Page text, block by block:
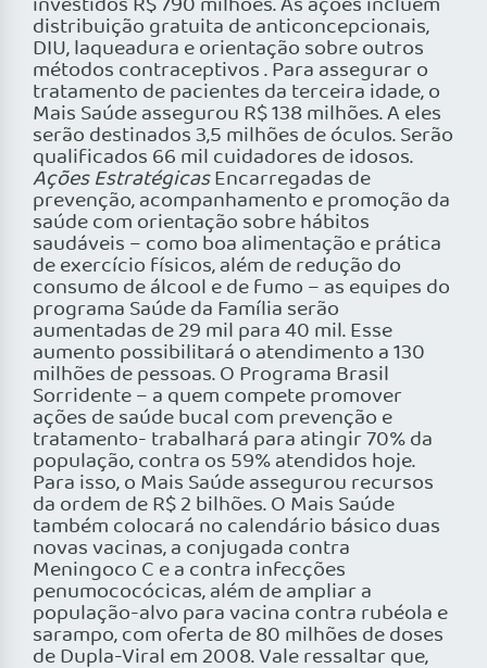
distribuição gratuita de anticoncepcionais,
DIU, laqueadura e orientação sobre outros
métodos contraceptivos . Para assegurar o
tratamento de pacientes da terceira idade, o
Mais Saúde assegurou R$ 138 milhões. A eles
serão destinados 3,5 milhões de óculos. Serão
qualificados 66 mil cuidadores de idosos.
Ações EstratégicasEncarregadas de
prevenção, acompanhamento e promoção da
saúde com orientação sobre hábitos
saudáveis – como boa alimentação e prática
de exercício físicos, além de redução do
consumo de álcool e de fumo – as equipes do
programa Saúde da Família serão
aumentadas de 29 mil para 40 mil. Esse
aumento possibilitará o atendimento a 130
milhões de pessoas. O Programa Brasil
Sorridente – a quem compete promover
ações de saúde bucal com prevenção e
tratamento- trabalhará para atingir 70% da
população, contra os 59% atendidos hoje.
Para isso, o Mais Saúde assegurou recursos
da ordem de R$ 2 bilhões. O Mais Saúde
também colocará no calendário básico duas
novas vacinas, a conjugada contra
Meningoco C e a contra infecções
penumococócicas, além de ampliar a
população-alvo para vacina contra rubéola e
sarampo, com oferta de 80 milhões de doses
de Dupla-Viral em 2008. Vale ressaltar que,